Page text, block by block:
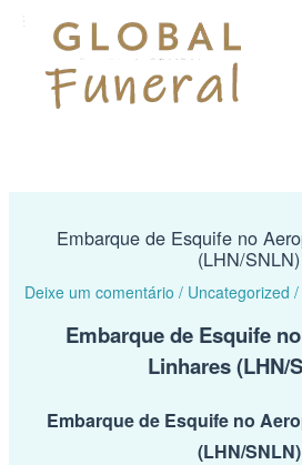
para
conteúdo
Embarque de Esquife no
(LHN/SNLN)
Deixe um comentário / Uncategorized /
Embarque de Esquife
Linhares (LHN/
Embarque de Esquife no
(LHN/SNLN)